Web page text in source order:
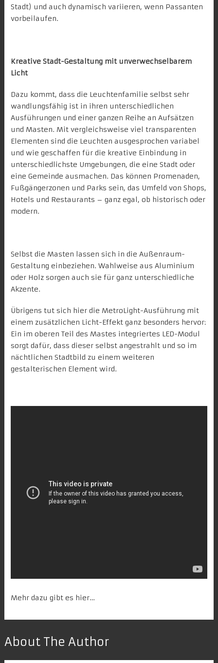
Stadt) und auch dynamisch variieren, wenn Passanten
vorbeilaufen.
Kreative Stadt-Gestaltung mit unverwechselbarem
Licht
Dazu kommt, dass die Leuchtenfamilie selbst sehr
wandlungsfähig ist in ihren unterschiedlichen
Ausführungen und einer ganzen Reihe an Aufsätzen
und Masten. Mit vergleichsweise viel transparenten
Elementen sind die Leuchten ausgesprochen variabel
und wie geschaffen für die kreative Einbindung in
unterschiedlichste Umgebungen, die eine Stadt oder
eine Gemeinde ausmachen. Das können Promenaden,
Fußgängerzonen und Parks sein, das Umfeld von Shops,
Hotels und Restaurants – ganz egal, ob historisch oder
modern.
Selbst die Masten lassen sich in die Außenraum-
Gestaltung einbeziehen. Wahlweise aus Aluminium
oder Holz sorgen auch sie für ganz unterschiedliche
Akzente.
Übrigens tut sich hier die MetroLight-Ausführung mit
einem zusätzlichen Licht-Effekt ganz besonders hervor:
Ein im oberen Teil des Mastes integriertes LED-Modul
sorgt dafür, dass dieser selbst angestrahlt und so im
nächtlichen Stadtbild zu einem weiteren
gestalterischen Element wird.
Mehr dazu gibt es hier…
About The Author